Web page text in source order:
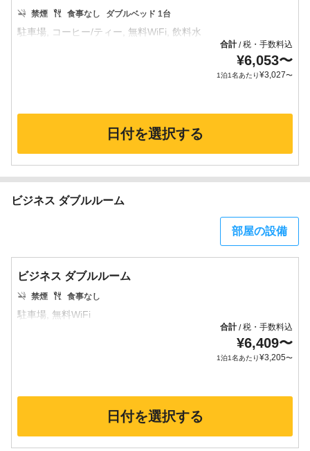
禁煙 食事なし ダブルベッド 1台
合計/税・手数料込
¥6,053〜
1泊1名あたり¥3,027〜
日付を選択する
ビジネス ダブルルーム
部屋の設備
ビジネス ダブルルーム
禁煙 食事なし
合計/税・手数料込
¥6,409〜
1泊1名あたり¥3,205〜
日付を選択する